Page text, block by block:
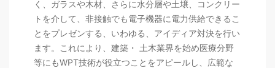
く、ガラスや木材、さらに水分層や土壌、コンクリー
トを介して、非接触でも電子機器に電力供給できるこ
とをプレゼンする、いわゆる、アイディア対決を行い
ます。これにより、建築・ 土木業界を始め医療分野
等にもWPT技術が役立つことをアピールし、広範な